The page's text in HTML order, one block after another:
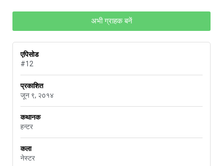
अभी ग्राहक बनें
एपिसोड
#12
प्रकाशित
जून ९, २o१४
कथानक
हन्टर
कला
नेस्टर